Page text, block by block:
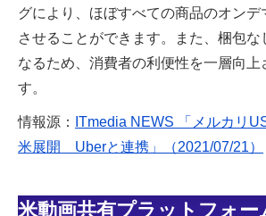
グにより、ほぼすべての商品のオンデ
させることができます。また、梱包な
なるため、消費者の利便性を一層向上
す。
情報源：
ITmedia NEWS 「メルカリ
米展開 Uberと連携」（2021/07/21）
米動画共有プラットフォー